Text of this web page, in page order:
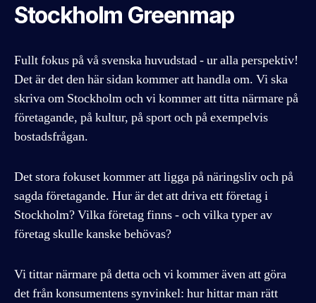
Stockholm Greenmap
Fullt fokus på vå svenska huvudstad - ur alla perspektiv!
Det är det den här sidan kommer att handla om. Vi ska
skriva om Stockholm och vi kommer att titta närmare på
företagande, på kultur, på sport och på exempelvis
bostadsfrågan.
Det stora fokuset kommer att ligga på näringsliv och på
sagda företagande. Hur är det att driva ett företag i
Stockholm? Vilka företag finns - och vilka typer av
företag skulle kanske behövas?
Vi tittar närmare på detta och vi kommer även att göra
det från konsumentens synvinkel: hur hittar man rätt